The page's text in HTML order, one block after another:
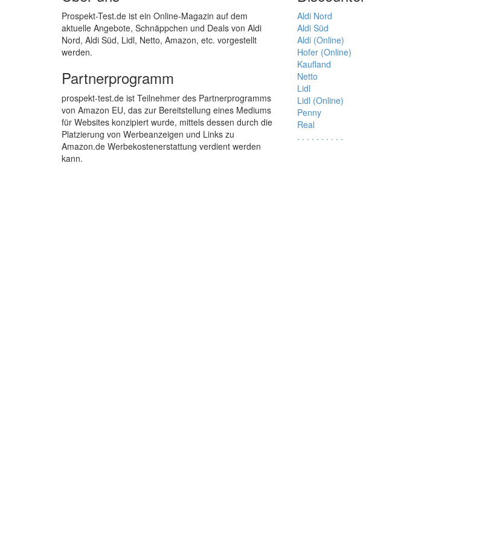
Prospekt-Test.de ist ein Online-Magazin auf dem
aktuelle Angebote, Schnäppchen und Deals von Aldi
Nord, Aldi Süd, Lidl, Netto, Amazon, etc. vorgestellt
werden.
Partnerprogramm
prospekt-test.de ist Teilnehmer des Partnerprogramms
von Amazon EU, das zur Bereitstellung eines Mediums
für Websites konzipiert wurde, mittels dessen durch die
Platzierung von Werbeanzeigen und Links zu
Amazon.de Werbekostenerstattung verdient werden
kann.
Aldi Nord
Aldi Süd
Aldi (Online)
Hofer (Online)
Kaufland
Netto
Lidl
Lidl (Online)
Penny
Real
. . . . . . . . . .